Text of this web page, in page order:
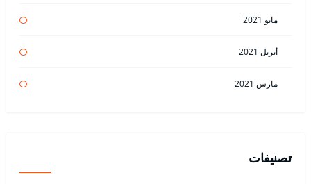
مايو 2021
أبريل 2021
مارس 2021
تصنيفات